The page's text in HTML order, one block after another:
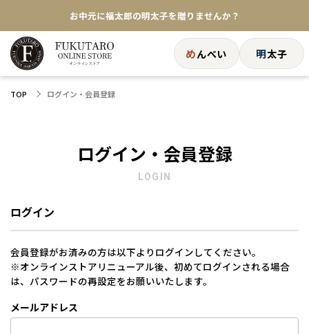
お中元に福太郎の明太子を贈りませんか？
★めんべい25周年記念商品が登場★
【色々な味を試したい方へ】ポストイン！めんべい
めんべい 明太子
TOP ログイン・会員登録
ログイン・会員登録
LOGIN
ログイン
会員登録がお済みの方は以下よりログインしてください。
※オンラインストアリニューアル後、初めてログインされる場合
は、パスワードの再設定をお願いいたします。
メールアドレス